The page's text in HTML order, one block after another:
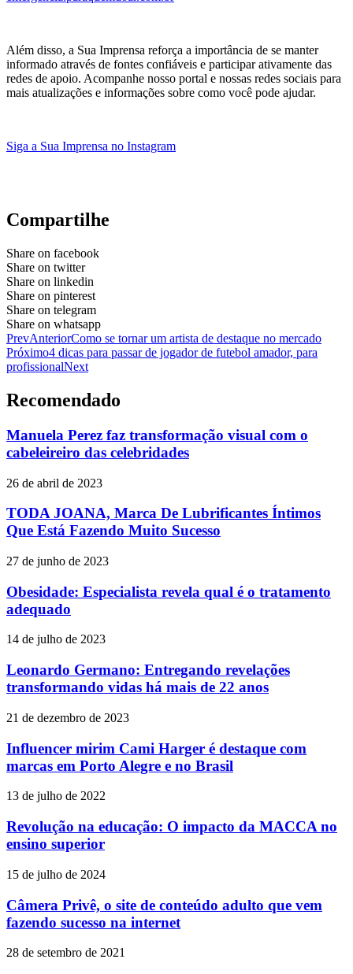
Além disso, a Sua Imprensa reforça a importância de se manter
informado através de fontes confiáveis e participar ativamente das
redes de apoio. Acompanhe nosso portal e nossas redes sociais para
mais atualizações e informações sobre como você pode ajudar.
Siga a Sua Imprensa no Instagram
Compartilhe
Share on facebook
Share on twitter
Share on linkedin
Share on pinterest
Share on telegram
Share on whatsapp
PrevAnteriorComo se tornar um artista de destaque no mercado
Próximo4 dicas para passar de jogador de futebol amador, para
profissionalNext
Recomendado
Manuela Perez faz transformação visual com o
cabeleireiro das celebridades
26 de abril de 2023
TODA JOANA, Marca De Lubrificantes Íntimos
Que Está Fazendo Muito Sucesso
27 de junho de 2023
Obesidade: Especialista revela qual é o tratamento
adequado
14 de julho de 2023
Leonardo Germano: Entregando revelações
transformando vidas há mais de 22 anos
21 de dezembro de 2023
Influencer mirim Cami Harger é destaque com
marcas em Porto Alegre e no Brasil
13 de julho de 2022
Revolução na educação: O impacto da MACCA no
ensino superior
15 de julho de 2024
Câmera Privê, o site de conteúdo adulto que vem
fazendo sucesso na internet
28 de setembro de 2021